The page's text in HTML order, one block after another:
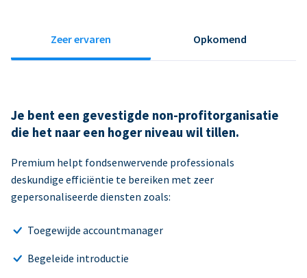
Zeer ervaren Opkomend
Je bent een gevestigde non-profitorganisatie
die het naar een hoger niveau wil tillen.
Premium helpt fondsenwervende professionals
deskundige efficiëntie te bereiken met zeer
gepersonaliseerde diensten zoals:
Toegewijde accountmanager
Begeleide introductie